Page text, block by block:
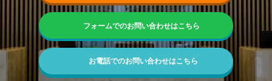
フォームでのお問い合わせはこちら
お電話でのお問い合わせはこちら